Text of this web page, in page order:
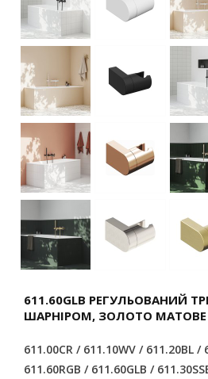
611.60GLB РЕГУЛЬОВАНИЙ
ШАРНІРОМ, ЗОЛОТО МАТОВЕ
611.00CR / 611.10WV / 611.20BL /
611.60RGB / 611.60GLB /